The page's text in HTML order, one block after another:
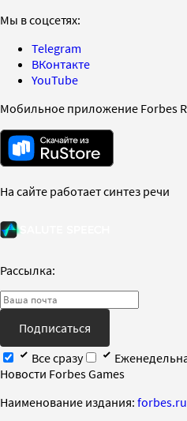
Мы в соцсетях:
Telegram
ВКонтакте
YouTube
Мобильное приложение Forbes
На сайте работает синтез речи
Рассылка:
Подписаться
Все сразу
Новости Forbes Games
Наименование издания: forbes.ru